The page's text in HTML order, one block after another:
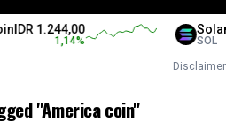
IDR 1.244,00
1,14% SOL
Disclaimer
"America coin"